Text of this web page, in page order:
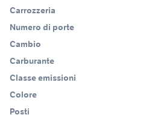
Carrozzeria
Numero di porte
Cambio
Carburante
Classe emissioni
Colore
Posti